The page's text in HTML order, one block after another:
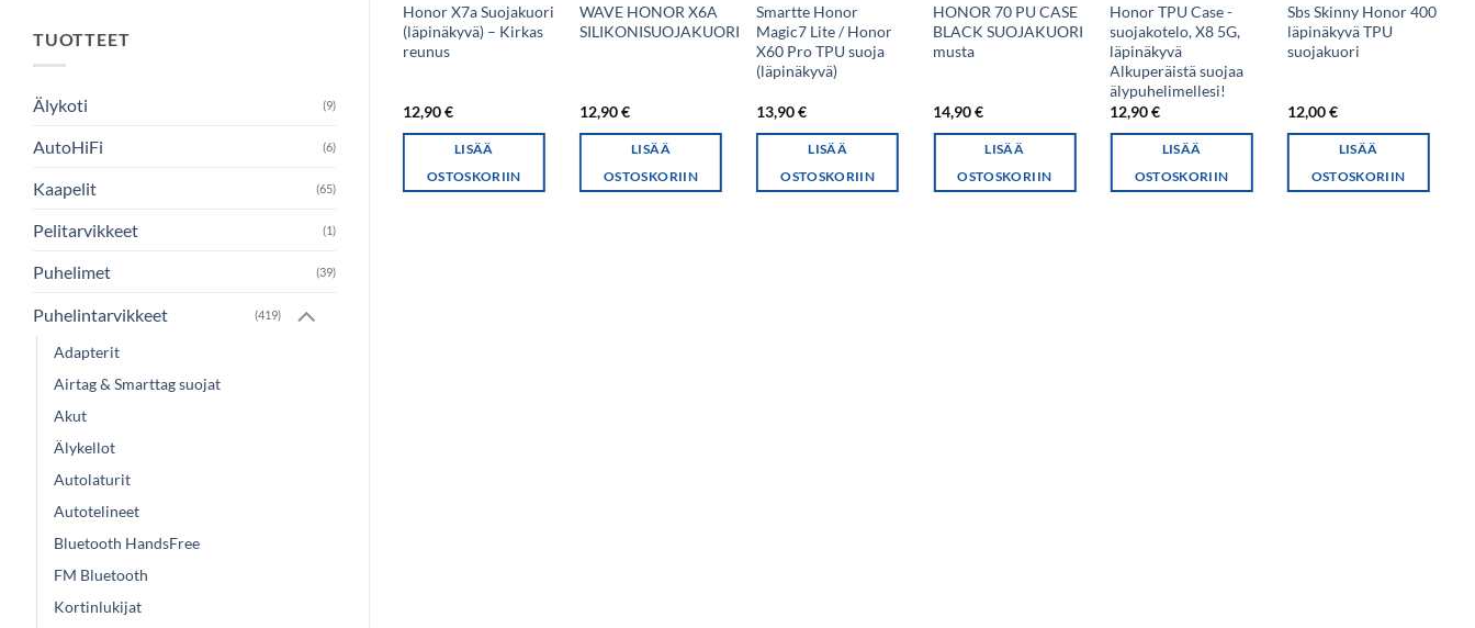
TUOTTEET
Älykoti (9)
AutoHiFi (6)
Kaapelit (65)
Pelitarvikkeet (1)
Puhelimet (39)
Puhelintarvikkeet (419)
Adapterit
Airtag & Smarttag suojat
Akut
Älykellot
Autolaturit
Autotelineet
Bluetooth HandsFree
FM Bluetooth
Kortinlukijat
Honor X7a Suojakuori
(läpinäkyvä) – Kirkas
reunus
12,90€
LISÄÄ
OSTOSKORIIN
WAVE HONOR X6A
SILIKONISUOJAKUORI
12,90€
LISÄÄ
OSTOSKORIIN
Smartte Honor
Magic7 Lite / Honor
X60 Pro TPU suoja
(läpinäkyvä)
13,90€
LISÄÄ
OSTOSKORIIN
HONOR 70 PU CASE
BLACK SUOJAKUORI
musta
14,90€
LISÄÄ
OSTOSKORIIN
Honor TPU Case -
suojakotelo, X8 5G,
läpinäkyvä
Alkuperäistä suojaa
älypuhelimellesi!
12,90€
LISÄÄ
OSTOSKORIIN
Sbs Skinny Honor 400
läpinäkyvä TPU
suojakuori
12,00€
LISÄÄ
OSTOSKORIIN